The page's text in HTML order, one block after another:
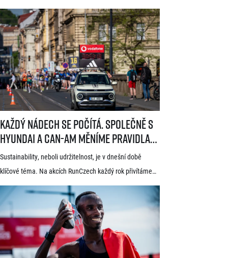
Generali 1/2Maraton Praha. Do povědomí běžců se
dostal nejen trasou vedoucí srdcem historické Prahy, ale
i tradicí a naprosto jedinečnou atmosférou. Pyšní se
známkou kvality World Athletics Elite Label, spadá do
seriálu evropských půlmaratonů zvaného SuperHalfs
a jedná se o nejžádanější z pěti závodů RunCzech Halfs.
[…]
Každý nádech se počítá. Společně s
Hyundai a Can-Am měníme pravidla
hry
Sustainability, neboli udržitelnost, je v dnešní době
klíčové téma. Na akcích RunCzech každý rok přivítáme
statisíce osob, které motivujeme k pohybu a zdravému
životnímu stylu. S každou masovou akcí se však pojí také
odpovědnost vůči životnímu prostředí a pro nás
v RunCzech jde samozřejmě o důležitou součást při
pořádání našich závodů. Společnost RunCzech se
Každý nádech se počítá. Společně s Hyundai a Can-Am měníme